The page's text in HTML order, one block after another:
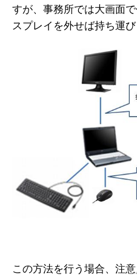
すが、事務所では大画面
スプレイを外せば持ち運び
この方法を行う場合、注意